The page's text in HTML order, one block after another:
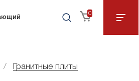
0
Гранитные плиты